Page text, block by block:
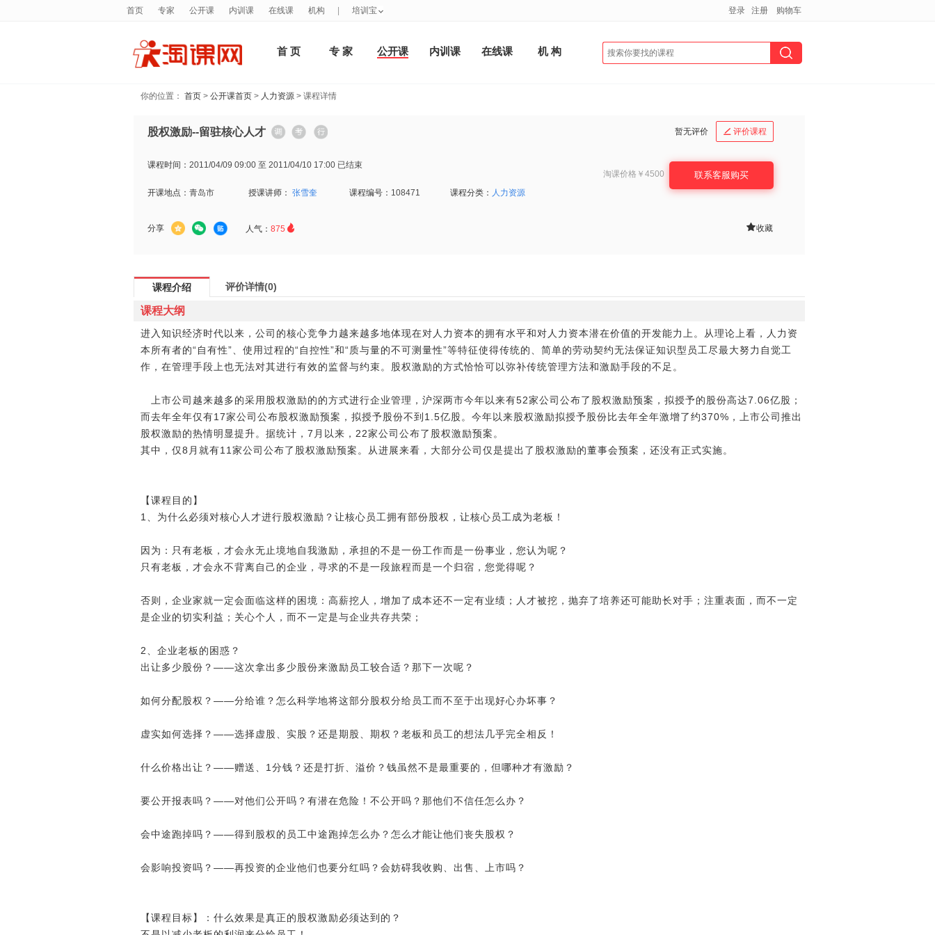
首 页 专 家 公开课 内训课 在线课 机 构
你的位置： 首页 > 公开课首页 > 人力资源 > 课程详情
股权激励--留驻核心人才 暂无评价  评价课程
课程时间： 2011/04/09 09:00 至 2011/04/10 17:00 已结束
开课地点： 青岛市 授课讲师： 张雪奎 课程编号： 108471 课程分类： 人力资源
淘课价格 ￥4500 联系客服购买
分享 人气： 875  收藏
课程介绍 评价详情(0)
课程大纲
进入知识经济时代以来，公司的核心竞争力越来越多地体现在对人力资本的拥有水平和对人力资本潜在价值的开发能力上。从理论上看，人力资
本所有者的“自有性”、使用过程的“自控性”和“质与量的不可测量性”等特征使得传统的、简单的劳动契约无法保证知识型员工尽最大努力自觉工
作，在管理手段上也无法对其进行有效的监督与约束。股权激励的方式恰恰可以弥补传统管理方法和激励手段的不足。
上市公司越来越多的采用股权激励的的方式进行企业管理，沪深两市今年以来有52家公司公布了股权激励预案，拟授予的股份高达7.06亿股；
而去年全年仅有17家公司公布股权激励预案，拟授予股份不到1.5亿股。今年以来股权激励拟授予股份比去年全年激增了约370%，上市公司推出
股权激励的热情明显提升。据统计，7月以来，22家公司公布了股权激励预案。
其中，仅8月就有11家公司公布了股权激励预案。从进展来看，大部分公司仅是提出了股权激励的董事会预案，还没有正式实施。
【课程目的】
1、为什么必须对核心人才进行股权激励？让核心员工拥有部份股权，让核心员工成为老板！
因为：只有老板，才会永无止境地自我激励，承担的不是一份工作而是一份事业，您认为呢？
只有老板，才会永不背离自己的企业，寻求的不是一段旅程而是一个归宿，您觉得呢？
否则，企业家就一定会面临这样的困境：高薪挖人，增加了成本还不一定有业绩；人才被挖，抛弃了培养还可能助长对手；注重表面，而不一定
是企业的切实利益；关心个人，而不一定是与企业共存共荣；
2、企业老板的困惑？
出让多少股份？――这次拿出多少股份来激励员工较合适？那下一次呢？
如何分配股权？――分给谁？怎么科学地将这部分股权分给员工而不至于出现好心办坏事？
虚实如何选择？――选择虚股、实股？还是期股、期权？老板和员工的想法几乎完全相反！
什么价格出让？――赠送、1分钱？还是打折、溢价？钱虽然不是最重要的，但哪种才有激励？
要公开报表吗？――对他们公开吗？有潜在危险！不公开吗？那他们不信任怎么办？
会中途跑掉吗？――得到股权的员工中途跑掉怎么办？怎么才能让他们丧失股权？
会影响投资吗？――再投资的企业他们也要分红吗？会妨碍我收购、出售、上市吗？
【课程目标】：什么效果是真正的股权激励必须达到的？
首页 专家 公开课 内训课 在线课 机构 培训宝 登录 注册 购物车